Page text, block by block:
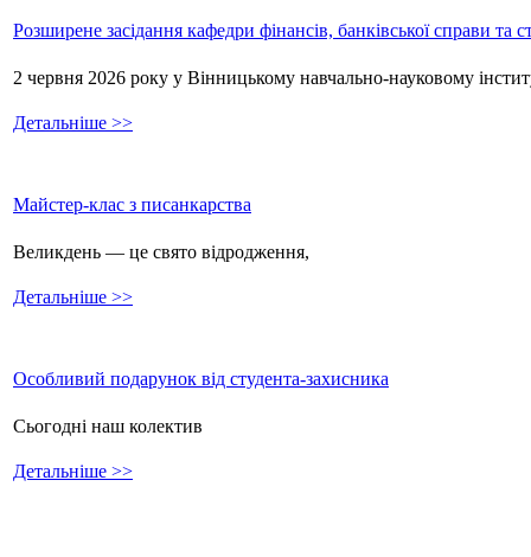
Розширене засідання кафедри фінансів, банківської справи та
2 червня 2026 року у Вінницькому навчально-науковому
Детальніше >>
Майстер-клас з писанкарства
Великдень — це свято відродження,
Детальніше >>
Особливий подарунок від студента-захисника
Сьогодні наш колектив
Детальніше >>